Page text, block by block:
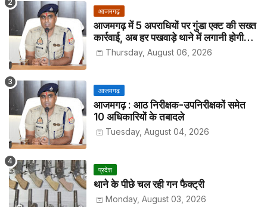
आजमगढ़
आजमगढ़ में 5 अपराधियों पर गुंडा एक्ट की सख्त
कार्रवाई, अब हर पखवाड़े थाने में लगानी होगी
हाजिरीThursday, August 06, 2026
आजमगढ़
आजमगढ़ : आठ निरीक्षक-उपनिरीक्षकों समेत
10 अधिकारियों के तबादले
Tuesday, August 04, 2026
प्रदेश
थाने के पीछे चल रही गन फैक्ट्री
Monday, August 03, 2026